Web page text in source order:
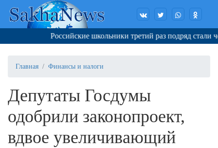
Российские школьники третий раз подряд стали
Главная Финансы и налоги
Депутаты Госдумы
одобрили законопроект,
вдвое увеличивающий